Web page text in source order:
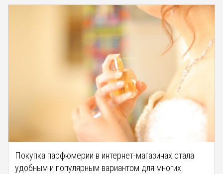
Покупка парфюмерии в интернет-магазинах стала
удобным и популярным вариантом для многих